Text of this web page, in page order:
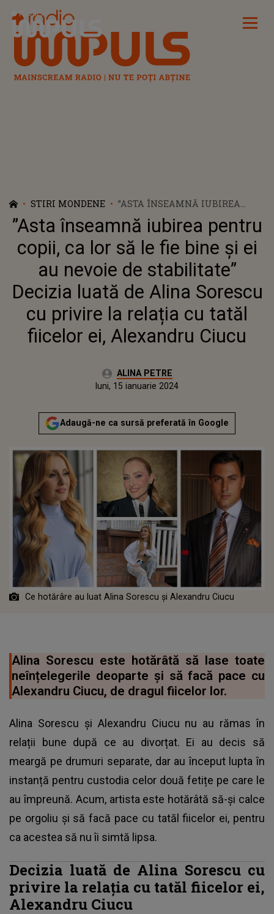
Radio Impuls
STIRI MONDENE
”ASTA ÎNSEAMNĂ IUBIREA
PENTRU COPII, CA LOR SĂ LE
FIE BINE ȘI EI AU NEVOIE DE
STABILITATE” DECIZIA LUATĂ
DE ALINA SORESCU CU PRIVIRE
LA RELAȚIA CU TATĂL FIICELOR
”Asta înseamnă iubirea pentru
copii, ca lor să le fie bine și ei
au nevoie de stabilitate”
Decizia luată de Alina Sorescu
cu privire la relația cu tatăl
fiicelor ei, Alexandru Ciucu
Autor:ALINA PETRE
sâmbătă, 13 ianuarie 2024Actualizat:
luni, 15 ianuarie 2024
Adaugă-ne ca sursă preferată în Google
Ce hotărâre au luat Alina Sorescu și Alexandru Ciucu
Alina Sorescu este hotărâtă să lase toate
neînțelegerile deoparte și să facă pace cu
Alexandru Ciucu, de dragul fiicelor lor.
Alina Sorescu și Alexandru Ciucu nu au rămas în
relații bune după ce au divorțat. Ei au decis să
meargă pe drumuri separate, dar au început lupta în
instanță pentru custodia celor două fetițe pe care le
au împreună. Acum, artista este hotărâtă să-și calce
pe orgoliu și să facă pace cu tatăl fiicelor ei, pentru
ca acestea să nu îi simtă lipsa.
Decizia luată de Alina Sorescu cu
privire la relația cu tatăl fiicelor ei,
Alexandru Ciucu